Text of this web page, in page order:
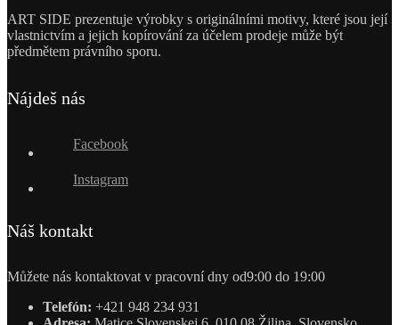
ART SIDE prezentuje výrobky s originálními motivy, které jsou její
vlastnictvím a jejich kopírování za účelem prodeje může být
předmětem právního sporu.
Nájdeš nás
Facebook
Instagram
Náš kontakt
Můžete nás kontaktovat v pracovní dny od9:00 do 19:00
Telefón: +421 948 234 931